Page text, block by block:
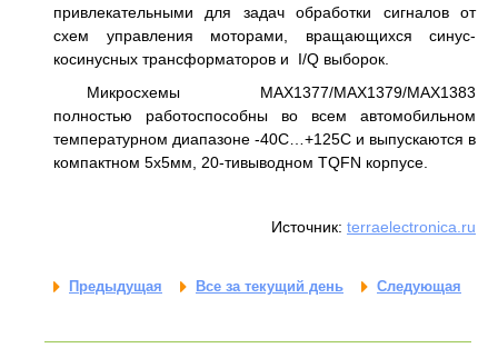
привлекательными для задач обработки сигналов от
схем управления моторами, вращающихся синус-
косинусных трансформаторов и I/Q выборок.
Микросхемы MAX1377/MAX1379/MAX1383
полностью работоспособны во всем автомобильном
температурном диапазоне -40C…+125C и выпускаются в
компактном 5x5мм, 20-тивыводном TQFN корпусе.
Источник: terraelectronica.ru
Предыдущая Все за текущий день Следующая